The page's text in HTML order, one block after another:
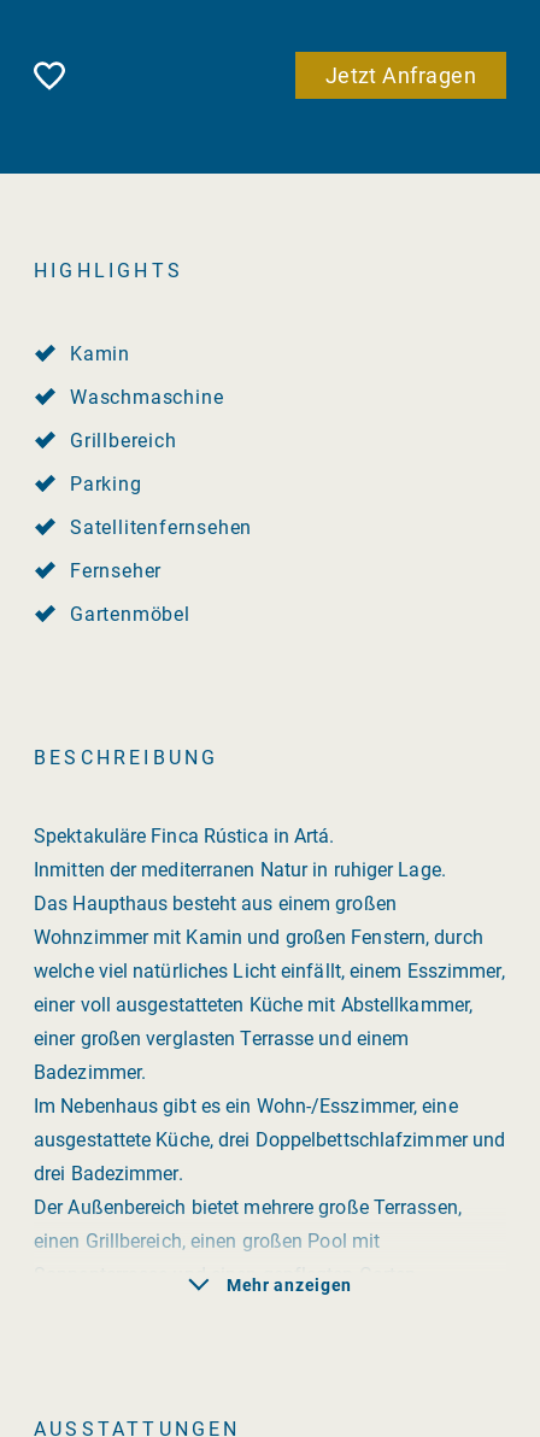
Merken Jetzt Anfragen
HIGHLIGHTS
Kamin
Waschmaschine
Grillbereich
Parking
Satellitenfernsehen
Fernseher
Gartenmöbel
BESCHREIBUNG
Spektakuläre Finca Rústica in Artá.
Inmitten der mediterranen Natur in ruhiger Lage.
Das Haupthaus besteht aus einem großen
Wohnzimmer mit Kamin und großen Fenstern, durch
welche viel natürliches Licht einfällt, einem Esszimmer,
einer voll ausgestatteten Küche mit Abstellkammer,
einer großen verglasten Terrasse und einem
Badezimmer.
Im Nebenhaus gibt es ein Wohn-/Esszimmer, eine
ausgestattete Küche, drei Doppelbettschlafzimmer und
drei Badezimmer.
Der Außenbereich bietet mehrere große Terrassen,
einen Grillbereich, einen großen Pool mit
Sonnenterrasse und einen gepflegten Garten.
Mehr anzeigen
AUSSTATTUNGEN